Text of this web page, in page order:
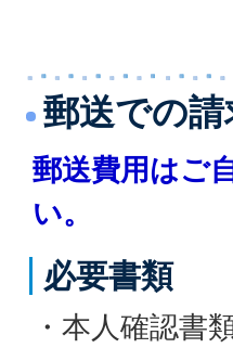
郵送での請
郵送費用はご
い。
必要書類
・本人確認書